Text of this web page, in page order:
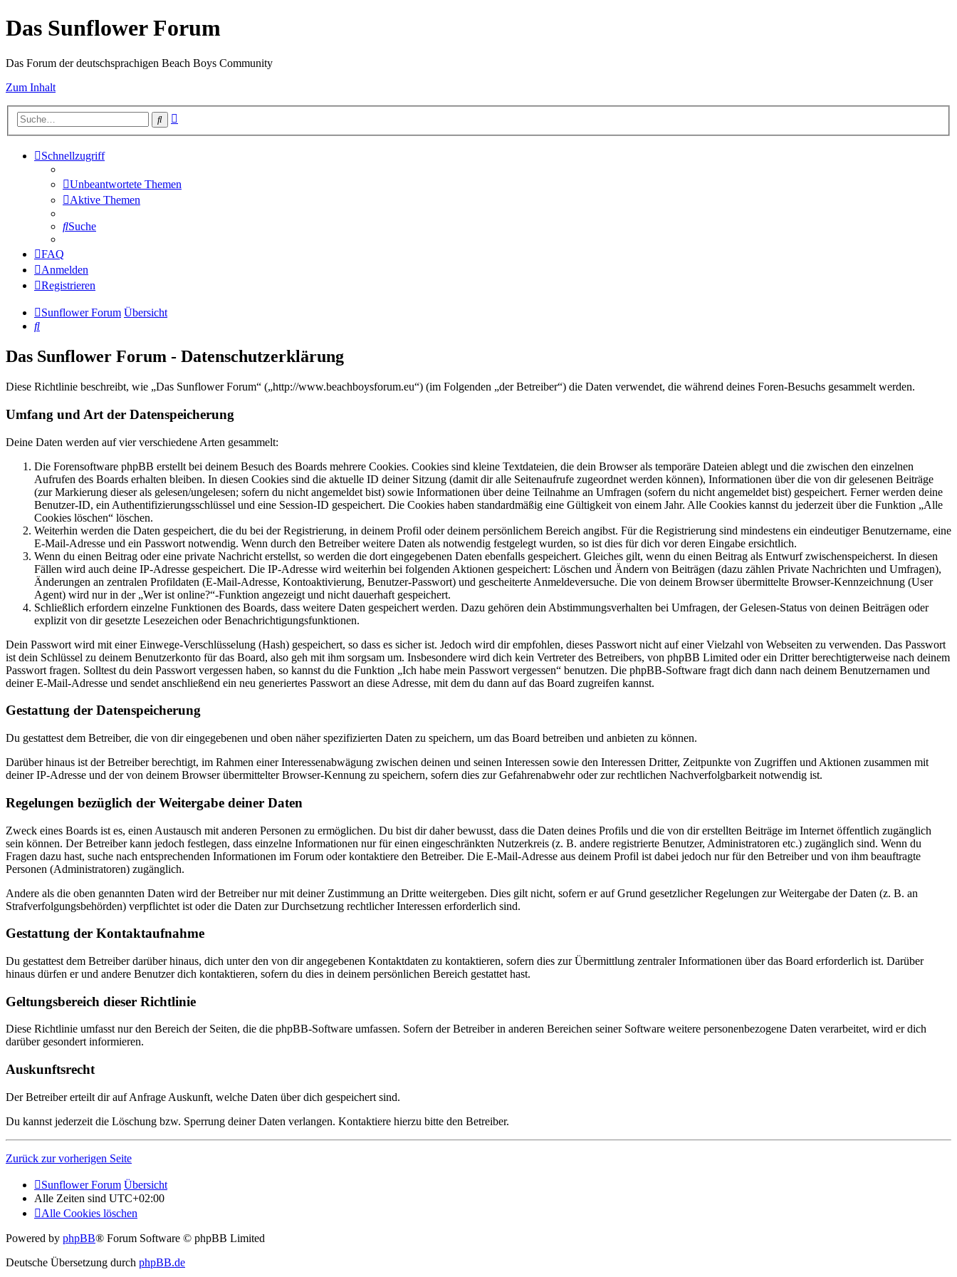
Das Sunflower Forum
Das Forum der deutschsprachigen Beach Boys Community
Zum Inhalt
Suche
Schnellzugriff
Unbeantwortete Themen
Aktive Themen
Suche
FAQ
Anmelden
Registrieren
Sunflower Forum Übersicht
Suche
Das Sunflower Forum - Datenschutzerklärung
Diese Richtlinie beschreibt, wie „Das Sunflower Forum“ („http://www.beachboysforum.eu“) (im Folgenden „der Betreiber“) die Daten verwendet, die während deines Foren-Besuchs gesammelt werden.
Umfang und Art der Datenspeicherung
Deine Daten werden auf vier verschiedene Arten gesammelt:
Die Forensoftware phpBB erstellt bei deinem Besuch des Boards mehrere Cookies. Cookies sind kleine Textdateien, die dein Browser als temporäre Dateien ablegt und die zwischen den einzelnen
Aufrufen des Boards erhalten bleiben. In diesen Cookies sind die aktuelle ID deiner Sitzung (damit dir alle Seitenaufrufe zugeordnet werden können), Informationen über die von dir gelesenen Beiträge
(zur Markierung dieser als gelesen/ungelesen; sofern du nicht angemeldet bist) sowie Informationen über deine Teilnahme an Umfragen (sofern du nicht angemeldet bist) gespeichert. Ferner werden deine
Benutzer-ID, ein Authentifizierungsschlüssel und eine Session-ID gespeichert. Die Cookies haben standardmäßig eine Gültigkeit von einem Jahr. Alle Cookies kannst du jederzeit über die Funktion „Alle
Cookies löschen“ löschen.
Weiterhin werden die Daten gespeichert, die du bei der Registrierung, in deinem Profil oder deinem persönlichem Bereich angibst. Für die Registrierung sind mindestens ein eindeutiger Benutzername, eine
E-Mail-Adresse und ein Passwort notwendig. Wenn durch den Betreiber weitere Daten als notwendig festgelegt wurden, so ist dies für dich vor deren Eingabe ersichtlich.
Wenn du einen Beitrag oder eine private Nachricht erstellst, so werden die dort eingegebenen Daten ebenfalls gespeichert. Gleiches gilt, wenn du einen Beitrag als Entwurf zwischenspeicherst. In diesen
Fällen wird auch deine IP-Adresse gespeichert. Die IP-Adresse wird weiterhin bei folgenden Aktionen gespeichert: Löschen und Ändern von Beiträgen (dazu zählen Private Nachrichten und Umfragen),
Änderungen an zentralen Profildaten (E-Mail-Adresse, Kontoaktivierung, Benutzer-Passwort) und gescheiterte Anmeldeversuche. Die von deinem Browser übermittelte Browser-Kennzeichnung (User
Agent) wird nur in der „Wer ist online?“-Funktion angezeigt und nicht dauerhaft gespeichert.
Schließlich erfordern einzelne Funktionen des Boards, dass weitere Daten gespeichert werden. Dazu gehören dein Abstimmungsverhalten bei Umfragen, der Gelesen-Status von deinen Beiträgen oder
explizit von dir gesetzte Lesezeichen oder Benachrichtigungsfunktionen.
Dein Passwort wird mit einer Einwege-Verschlüsselung (Hash) gespeichert, so dass es sicher ist. Jedoch wird dir empfohlen, dieses Passwort nicht auf einer Vielzahl von Webseiten zu verwenden. Das Passwort
ist dein Schlüssel zu deinem Benutzerkonto für das Board, also geh mit ihm sorgsam um. Insbesondere wird dich kein Vertreter des Betreibers, von phpBB Limited oder ein Dritter berechtigterweise nach deinem
Passwort fragen. Solltest du dein Passwort vergessen haben, so kannst du die Funktion „Ich habe mein Passwort vergessen“ benutzen. Die phpBB-Software fragt dich dann nach deinem Benutzernamen und
deiner E-Mail-Adresse und sendet anschließend ein neu generiertes Passwort an diese Adresse, mit dem du dann auf das Board zugreifen kannst.
Gestattung der Datenspeicherung
Du gestattest dem Betreiber, die von dir eingegebenen und oben näher spezifizierten Daten zu speichern, um das Board betreiben und anbieten zu können.
Darüber hinaus ist der Betreiber berechtigt, im Rahmen einer Interessenabwägung zwischen deinen und seinen Interessen sowie den Interessen Dritter, Zeitpunkte von Zugriffen und Aktionen zusammen mit
deiner IP-Adresse und der von deinem Browser übermittelter Browser-Kennung zu speichern, sofern dies zur Gefahrenabwehr oder zur rechtlichen Nachverfolgbarkeit notwendig ist.
Regelungen bezüglich der Weitergabe deiner Daten
Zweck eines Boards ist es, einen Austausch mit anderen Personen zu ermöglichen. Du bist dir daher bewusst, dass die Daten deines Profils und die von dir erstellten Beiträge im Internet öffentlich zugänglich
sein können. Der Betreiber kann jedoch festlegen, dass einzelne Informationen nur für einen eingeschränkten Nutzerkreis (z. B. andere registrierte Benutzer, Administratoren etc.) zugänglich sind. Wenn du
Fragen dazu hast, suche nach entsprechenden Informationen im Forum oder kontaktiere den Betreiber. Die E-Mail-Adresse aus deinem Profil ist dabei jedoch nur für den Betreiber und von ihm beauftragte
Personen (Administratoren) zugänglich.
Andere als die oben genannten Daten wird der Betreiber nur mit deiner Zustimmung an Dritte weitergeben. Dies gilt nicht, sofern er auf Grund gesetzlicher Regelungen zur Weitergabe der Daten (z. B. an
Strafverfolgungsbehörden) verpflichtet ist oder die Daten zur Durchsetzung rechtlicher Interessen erforderlich sind.
Gestattung der Kontaktaufnahme
Du gestattest dem Betreiber darüber hinaus, dich unter den von dir angegebenen Kontaktdaten zu kontaktieren, sofern dies zur Übermittlung zentraler Informationen über das Board erforderlich ist. Darüber
hinaus dürfen er und andere Benutzer dich kontaktieren, sofern du dies in deinem persönlichen Bereich gestattet hast.
Geltungsbereich dieser Richtlinie
Diese Richtlinie umfasst nur den Bereich der Seiten, die die phpBB-Software umfassen. Sofern der Betreiber in anderen Bereichen seiner Software weitere personenbezogene Daten verarbeitet, wird er dich
darüber gesondert informieren.
Auskunftsrecht
Der Betreiber erteilt dir auf Anfrage Auskunft, welche Daten über dich gespeichert sind.
Du kannst jederzeit die Löschung bzw. Sperrung deiner Daten verlangen. Kontaktiere hierzu bitte den Betreiber.
Zurück zur vorherigen Seite
Sunflower Forum Übersicht
Alle Zeiten sind UTC+02:00
Alle Cookies löschen
Powered by phpBB® Forum Software © phpBB Limited
Deutsche Übersetzung durch phpBB.de